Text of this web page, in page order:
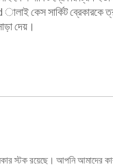
কেস সার্কিট ব্রেকারকে
দেয়।
স্টক রয়েছে। আপনি আমাদের